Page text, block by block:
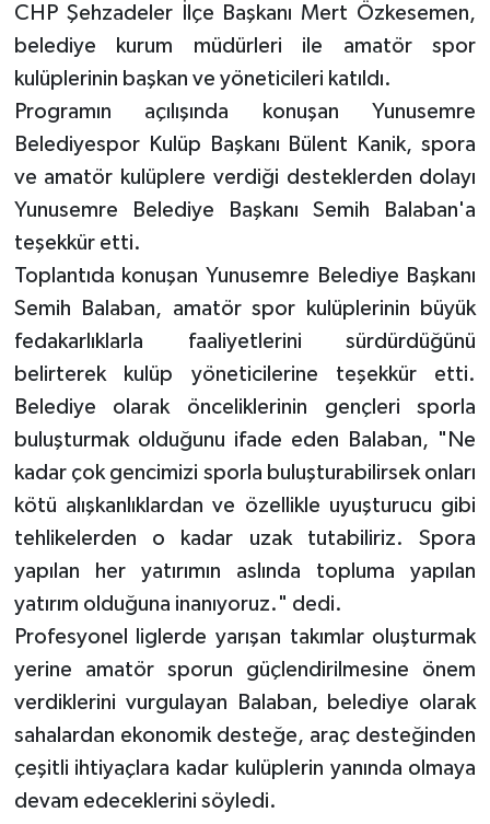
CHP Şehzadeler İlçe Başkanı Mert Özkesemen,
belediye kurum müdürleri ile amatör spor
kulüplerinin başkan ve yöneticileri katıldı.
Programın açılışında konuşan Yunusemre
Belediyespor Kulüp Başkanı Bülent Kanik, spora
ve amatör kulüplere verdiği desteklerden dolayı
Yunusemre Belediye Başkanı Semih Balaban'a
teşekkür etti.
Toplantıda konuşan Yunusemre Belediye Başkanı
Semih Balaban, amatör spor kulüplerinin büyük
fedakarlıklarla faaliyetlerini sürdürdüğünü
belirterek kulüp yöneticilerine teşekkür etti.
Belediye olarak önceliklerinin gençleri sporla
buluşturmak olduğunu ifade eden Balaban, "Ne
kadar çok gencimizi sporla buluşturabilirsek onları
kötü alışkanlıklardan ve özellikle uyuşturucu gibi
tehlikelerden o kadar uzak tutabiliriz. Spora
yapılan her yatırımın aslında topluma yapılan
yatırım olduğuna inanıyoruz." dedi.
Profesyonel liglerde yarışan takımlar oluşturmak
yerine amatör sporun güçlendirilmesine önem
verdiklerini vurgulayan Balaban, belediye olarak
sahalardan ekonomik desteğe, araç desteğinden
çeşitli ihtiyaçlara kadar kulüplerin yanında olmaya
devam edeceklerini söyledi.